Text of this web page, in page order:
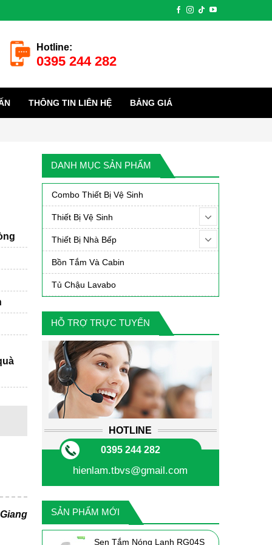
Hotline:
0395 244 282
THÔNG TIN LIÊN HỆ BẢNG GIÁ
DANH MỤC SẢN PHẨM
Combo Thiết Bị Vệ Sinh
Thiết Bị Vệ Sinh
Thiết Bị Nhà Bếp
Bồn Tắm Và Cabin
Tủ Chậu Lavabo
HỖ TRỢ TRỰC TUYẾN
HOTLINE
0395 244 282
hienlam.tbvs@gmail.com
SẢN PHẨM MỚI
Sen Tắm Nóng Lạnh RG04S